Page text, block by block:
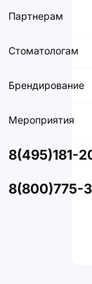
Партнерам
Стоматологам
Брендирование
Мероприятия
8(495)181-
8(800)775-